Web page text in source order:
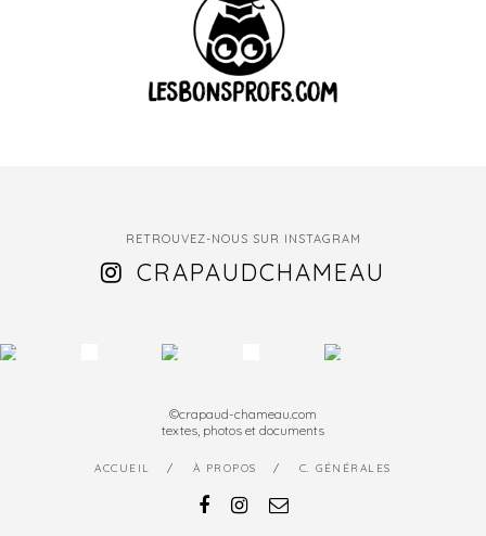
RETROUVEZ-NOUS SUR INSTAGRAM
CRAPAUDCHAMEAU
©crapaud-chameau.com
textes, photos et documents
ACCUEIL À PROPOS C. GÉNÉRALES